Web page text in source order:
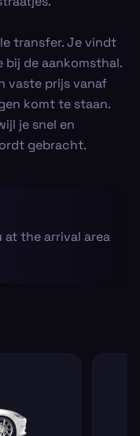
transfer. Je vindt
bij de aankomsthal.
vaste prijs vanaf
komt te staan.
je snel en
gebracht.
the arrival area